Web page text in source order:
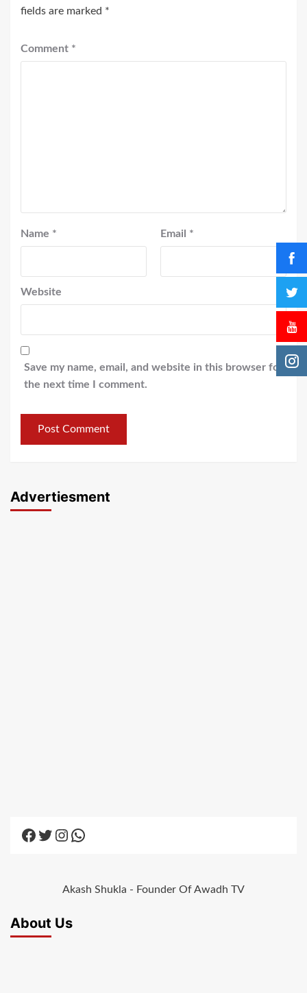
fields are marked *
Comment *
Name * Email *
Website
Save my name, email, and website in this browser for
the next time I comment.
Advertiesment
Facebook
Twitter
Instagram
WhatsApp
Akash Shukla - Founder Of Awadh TV
About Us